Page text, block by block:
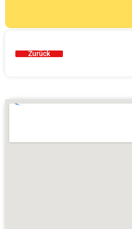
Zurück